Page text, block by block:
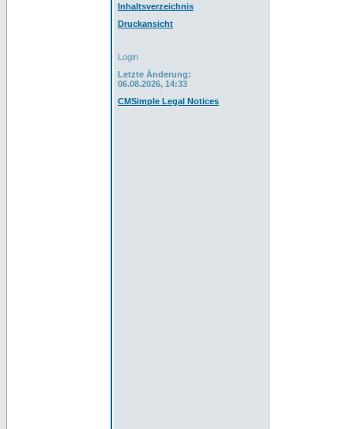
Inhaltsverzeichnis
Druckansicht
Login
Letzte Änderung:
06.08.2026, 14:33
CMSimple Legal Notices